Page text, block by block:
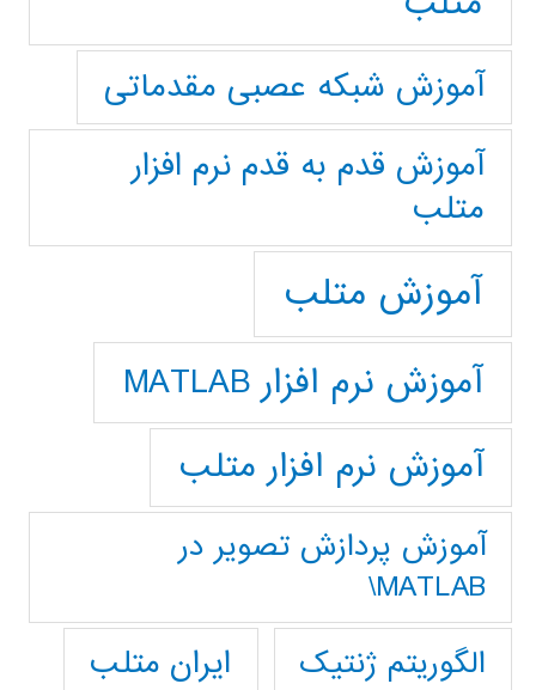
آموزش شبکه عصبی مقدماتی
آموزش قدم به قدم نرم افزار
متلب
آموزش متلب
آموزش نرم افزار MATLAB
آموزش نرم افزار متلب
آموزش پردازش تصوير در
MATLAB\
الگوریتم ژنتیک
ایران متلب